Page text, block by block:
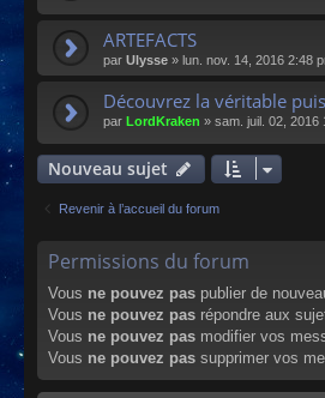
ARTEFACTS
par Ulysse » lun. nov. 14, 2016 2:48
Découvrez la véritable
par LordKraken » sam. juil. 02, 2016
Nouveau sujet
Revenir à l’accueil du forum
Permissions du forum
Vous ne pouvez pas publier de
Vous ne pouvez pas répondre aux
Vous ne pouvez pas modifier vos
Vous ne pouvez pas supprimer vos